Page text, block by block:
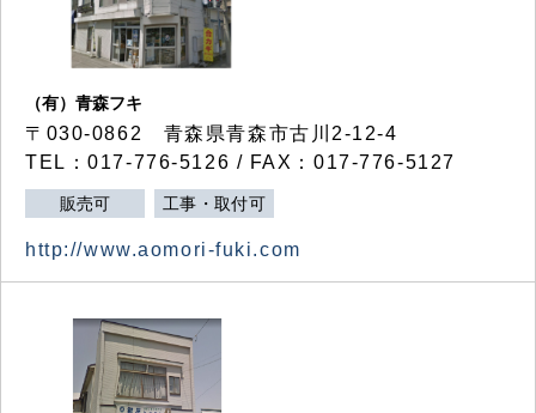
（有）青森フキ
〒030-0862 青森県青森市古川2-12-4
TEL：017-776-5126 / FAX：017-776-5127
販売可 工事・取付可
http://www.aomori-fuki.com